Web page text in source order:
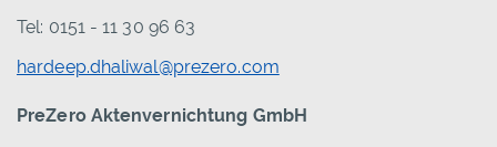
Tel: 0151 - 11 30 96 63
hardeep.dhaliwal@prezero.com
PreZero Aktenvernichtung GmbH